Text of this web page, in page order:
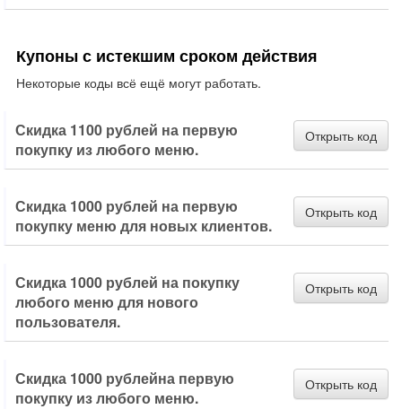
Купоны с истекшим сроком действия
Некоторые коды всё ещё могут работать.
Скидка 1100 рублей на первую
покупку из любого меню.
Открыть код
Скидка 1000 рублей на первую
покупку меню для новых клиентов.
Открыть код
Скидка 1000 рублей на покупку
любого меню для нового
пользователя.
Открыть код
Скидка 1000 рублейна первую
покупку из любого меню.
Открыть код